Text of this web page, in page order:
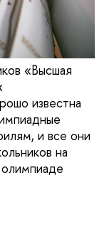
«Высшая
известна
и все они
на